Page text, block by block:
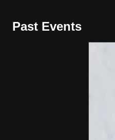
Past Events